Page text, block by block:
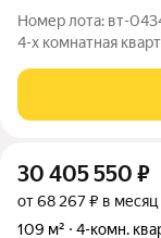
Номер лота: вт-
4-х комнатная
зеленом
выбор для большой
30 405 550 ₽
от 68 267 ₽ в месяц
109 м²
4-комн.